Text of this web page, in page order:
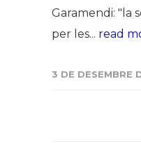
Garamendi: "la
per les... read
3 DE DESEMBRE